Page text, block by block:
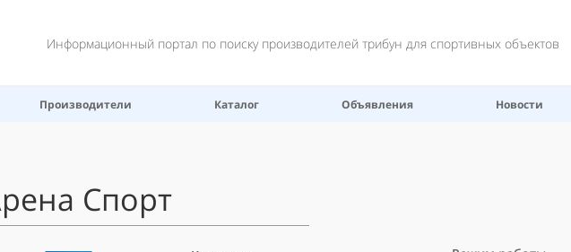
Информационный портал по поиску производителей трибун для спортивных объектов
Производители Каталог Объявления Новости
Спорт